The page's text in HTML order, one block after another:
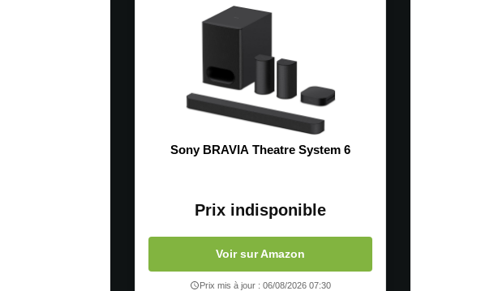
Sony BRAVIA Theatre System 6
Prix indisponible
Voir sur Amazon
Prix mis à jour : 06/08/2026 07:30